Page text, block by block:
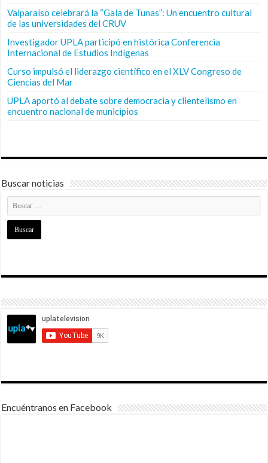
Valparaíso celebrará la “Gala de Tunas”: Un encuentro cultural
de las universidades del CRUV
Investigador UPLA participó en histórica Conferencia
Internacional de Estudios Indígenas
Curso impulsó el liderazgo científico en el XLV Congreso de
Ciencias del Mar
UPLA aportó al debate sobre democracia y clientelismo en
encuentro nacional de municipios
Buscar noticias
Encuéntranos en Facebook